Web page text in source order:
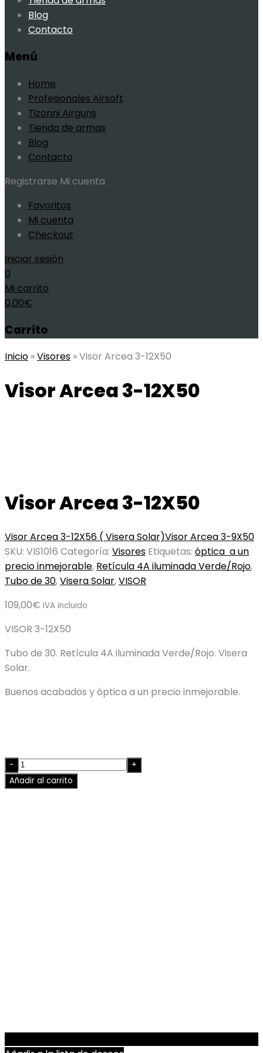
Blog
Contacto
Menú
Home
Profesionales Airsoft
Tizonni Airguns
Tienda de armas
Blog
Contacto
Registrarse Mi cuenta
Favoritos
Mi cuenta
Checkout
Iniciar sesión
0
Mi carrito
0,00€
Carrito
Inicio »Visores »Visor Arcea 3-12X50
Visor Arcea 3-12X50
Visor Arcea 3-12X50
Visor Arcea 3-12X56 ( Visera Solar)Visor Arcea 3-9X50
SKU: VIS1016 Categoría: Visores Etiquetas: óptica a un
precio inmejorable, Retícula 4A iluminada Verde/Rojo,
Tubo de 30,Visera Solar,VISOR
109,00€ IVA incluido
VISOR 3-12X50
Tubo de 30. Retícula 4A iluminada Verde/Rojo. Visera
Solar.
Buenos acabados y óptica a un precio inmejorable.
Quantity
Añadir al carrito